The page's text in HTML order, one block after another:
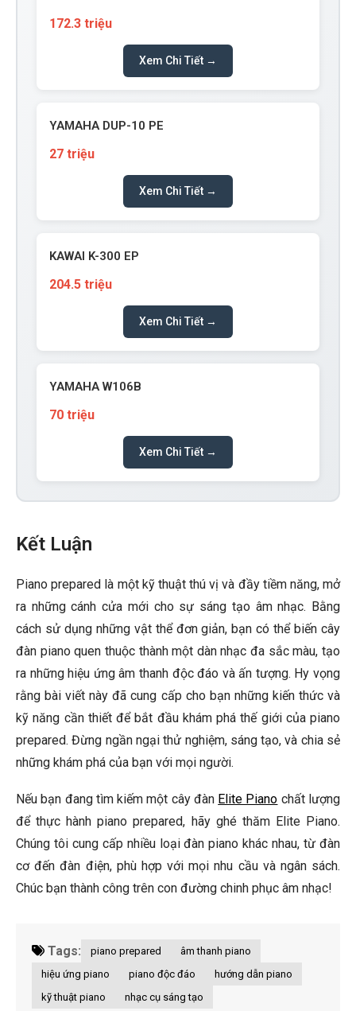
172.3 triệu
Xem Chi Tiết →
YAMAHA DUP-10 PE
27 triệu
Xem Chi Tiết →
KAWAI K-300 EP
204.5 triệu
Xem Chi Tiết →
YAMAHA W106B
70 triệu
Xem Chi Tiết →
Kết Luận
Piano prepared là một kỹ thuật thú vị và đầy tiềm năng, mở
ra những cánh cửa mới cho sự sáng tạo âm nhạc. Bằng
cách sử dụng những vật thể đơn giản, bạn có thể biến cây
đàn piano quen thuộc thành một dàn nhạc đa sắc màu, tạo
ra những hiệu ứng âm thanh độc đáo và ấn tượng. Hy vọng
rằng bài viết này đã cung cấp cho bạn những kiến thức và
kỹ năng cần thiết để bắt đầu khám phá thế giới của piano
prepared. Đừng ngần ngại thử nghiệm, sáng tạo, và chia sẻ
những khám phá của bạn với mọi người.
Nếu bạn đang tìm kiếm một cây đàn Elite Piano chất lượng
để thực hành piano prepared, hãy ghé thăm Elite Piano.
Chúng tôi cung cấp nhiều loại đàn piano khác nhau, từ đàn
cơ đến đàn điện, phù hợp với mọi nhu cầu và ngân sách.
Chúc bạn thành công trên con đường chinh phục âm nhạc!
Tags: piano prepared
âm thanh piano
hiệu ứng piano
piano độc đáo
hướng dẫn piano
kỹ thuật piano
nhạc cụ sáng tạo